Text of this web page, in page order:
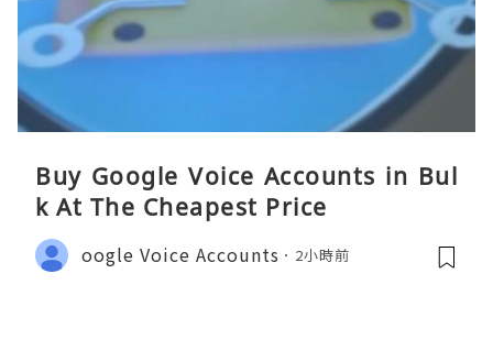
Buy Google Voice Accounts in Bul
k At The Cheapest Price
oogle Voice Accounts 2小時前